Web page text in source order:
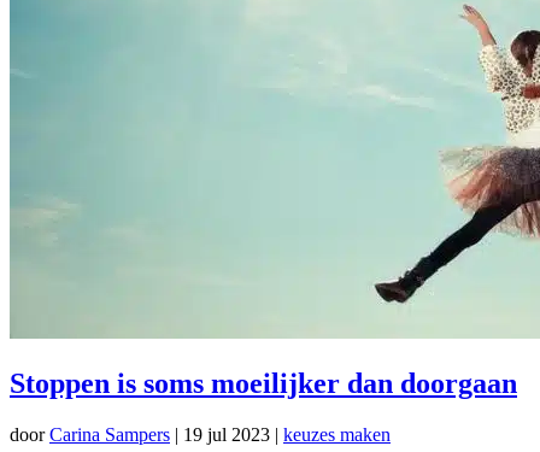
Stoppen is soms moeilijker dan doorgaan
doorCarina Sampers | 19 jul 2023 | keuzes maken